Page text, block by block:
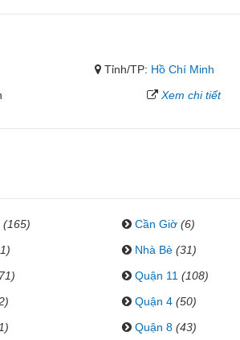
Tỉnh/TP: Hồ Chí Minh
Xem chi tiết
(165) Cần Giờ (6)
Nhà Bè (31)
Quận 11 (108)
Quận 4 (50)
Quận 8 (43)